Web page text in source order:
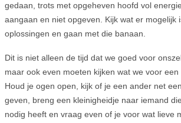
gedaan, trots met opgeheven hoofd vol
aangaan en niet opgeven. Kijk wat er mogelijk
oplossingen en gaan met die banaan.
Dit is niet alleen de tijd dat we goed voor
maar ook even moeten kijken wat we voor
Houd je ogen open, kijk of je een ander net
geven, breng een kleinigheidje naar iemand
nodig heeft en vraag even of je voor wat lieve